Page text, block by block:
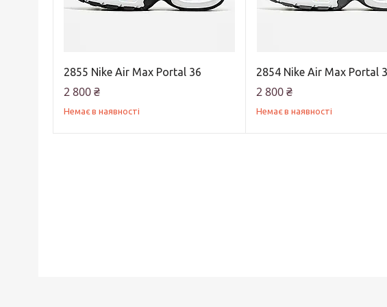
2855 Nike Air Max Portal 36
2 800 ₴
Немає в наявності
2854 Nike Air Max Portal
2 800 ₴
Немає в наявності